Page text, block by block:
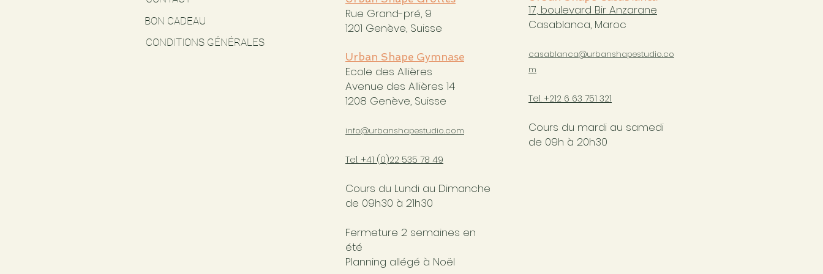
BON CADEAU
CONDITIONS GÉNÉRALES
Rue Grand-pré, 9
1201 Genève, Suisse
Urban Shape Gymnase
Ecole des Allières
Avenue des Allières 14
1208 Genève, Suisse
info@urbanshapestudio.com
Tel. +41 (0)22 535 78 49
Cours du Lundi au Dimanche
de 09h30 à 21h30
Fermeture 2 semaines en
été
Planning allégé à Noël
17, boulevard Bir Anzarane
Casablanca, Maroc
casablanca@urbanshapestudio.co
m
Tel. +212 6 63 751 321
Cours du mardi au samedi
de 09h à 20h30